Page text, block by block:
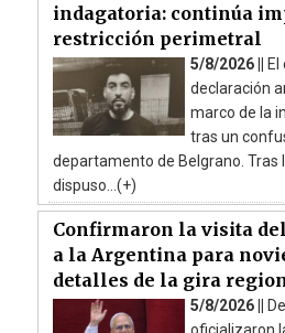
indagatoria: continúa
restricción perimetral
5/8/2026 || El
declaración
marco de la
tras un
departamento de Belgrano. Tras
dispuso...(+)
Confirmaron la visita
a la Argentina para
detalles de la gira
5/8/2026 ||
oficializaron